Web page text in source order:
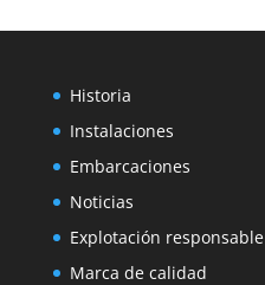
Historia
Instalaciones
Embarcaciones
Noticias
Explotación responsable
Marca de calidad